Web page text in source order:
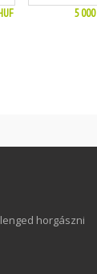
5 000
horgászni